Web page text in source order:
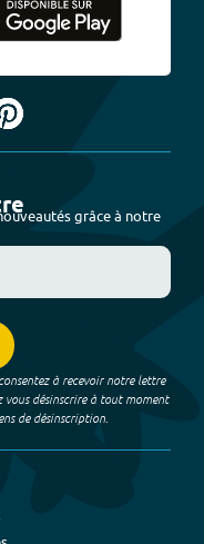
grâce à notre
à recevoir notre lettre
désinscrire à tout moment
de désinscription.